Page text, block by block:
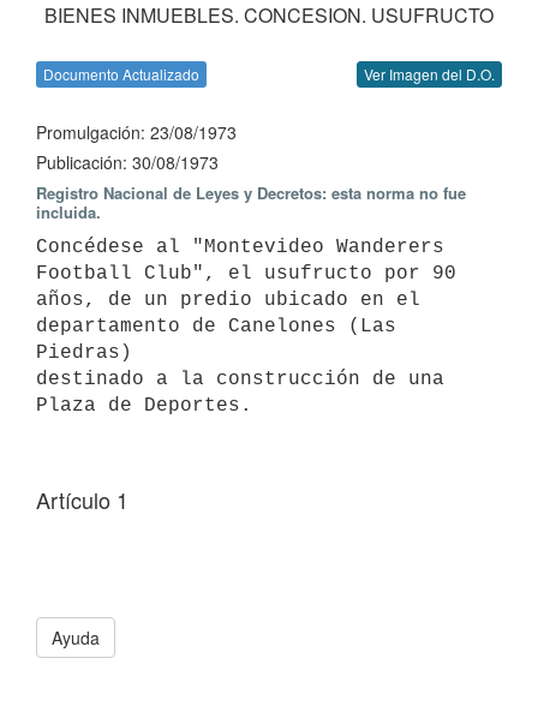
BIENES INMUEBLES. CONCESION. USUFRUCTO
Documento Actualizado Ver Imagen del D.O.
Promulgación: 23/08/1973
Publicación: 30/08/1973
Registro Nacional de Leyes y Decretos: esta norma no fue
incluida.
Concédese al "Montevideo Wanderers
Football Club", el usufructo por 90
años, de un predio ubicado en el
departamento de Canelones (Las
Piedras)
destinado a la construcción de una
Plaza de Deportes.
Artículo 1
Ayuda